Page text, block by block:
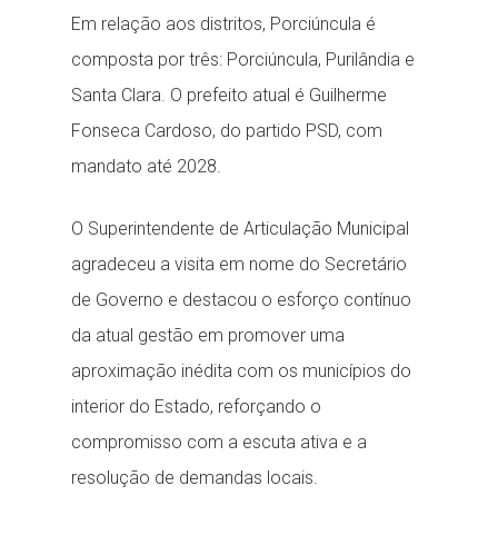
Em relação aos distritos, Porciúncula é
composta por três: Porciúncula, Purilândia e
Santa Clara. O prefeito atual é Guilherme
Fonseca Cardoso, do partido PSD, com
mandato até 2028.
O Superintendente de Articulação Municipal
agradeceu a visita em nome do Secretário
de Governo e destacou o esforço contínuo
da atual gestão em promover uma
aproximação inédita com os municípios do
interior do Estado, reforçando o
compromisso com a escuta ativa e a
resolução de demandas locais.